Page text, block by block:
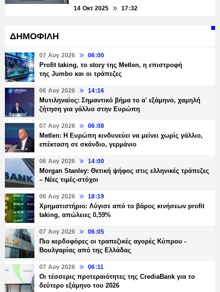
14 Οκτ 2025 17:32
ΔΗΜΟΦΙΛΗ
07 Αυγ 2026 06:00
Profit taking, το story της Metlen, η επιστροφή
της Jumbo και οι τράπεζες
06 Αυγ 2026 14:16
Μυτιληναίος: Σημαντικό βήμα το α' εξάμηνο, χαμηλή
ζήτηση για γάλλιο στην Ευρώπη
07 Αυγ 2026 06:08
Metlen: Η Ευρώπη κινδυνεύει να μείνει χωρίς γάλλιο,
επέκταση σε σκάνδιο, γερμάνιο
06 Αυγ 2026 14:00
Morgan Stanley: Θετική ψήφος στις ελληνικές τράπεζες
– Νέες τιμές-στόχοι
06 Αυγ 2026 18:19
Χρηματιστήριο: Λύγισε από το βάρος κινήσεων profit
taking, απώλειες 0,59%
07 Αυγ 2026 06:05
Πιο κερδοφόρες οι τραπεζικές αγορές Κύπρου -
Βουλγαρίας από της Ελλάδας
07 Αυγ 2026 06:11
Οι τέσσερις προτεραιότητες της CrediaBank για το
δεύτερο εξάμηνο του 2026